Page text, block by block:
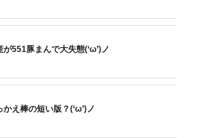
が551豚まんで大失態(‘ω’)ノ
え棒の短い版？(‘ω’)ノ